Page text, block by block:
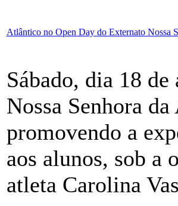
Atlântico no Open Day do Externato Nossa
Sábado, dia 18
Nossa Senhora
promovendo a
aos alunos, sob a
atleta Carolina